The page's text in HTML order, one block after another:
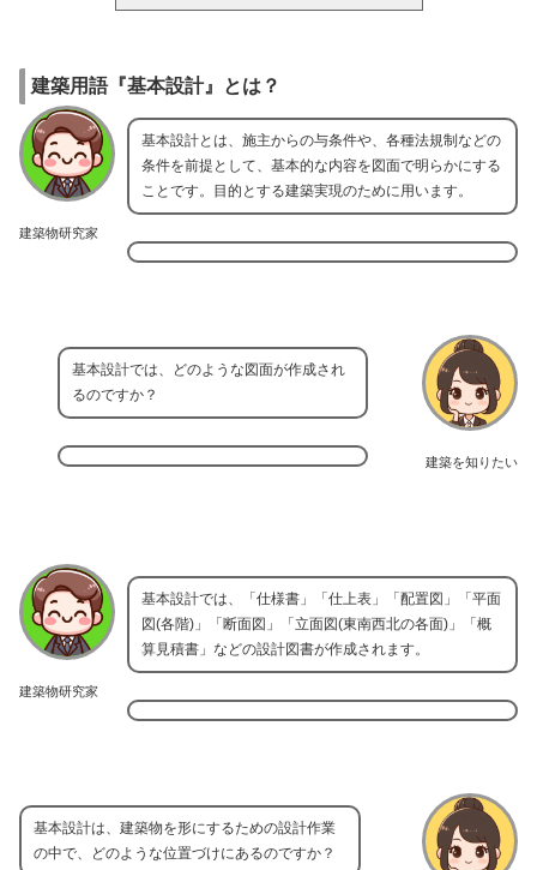
建築用語『基本設計』とは？
建築物研究家
基本設計とは、施主からの与条件や、各種法規制などの
条件を前提として、基本的な内容を図面で明らかにする
ことです。目的とする建築実現のために用います。
建築を知りたい
基本設計では、どのような図面が作成され
るのですか？
建築物研究家
基本設計では、「仕様書」「仕上表」「配置図」「平面
図(各階)」「断面図」「立面図(東南西北の各面)」「概
算見積書」などの設計図書が作成されます。
基本設計は、建築物を形にするための設計作業
の中で、どのような位置づけにあるのですか？